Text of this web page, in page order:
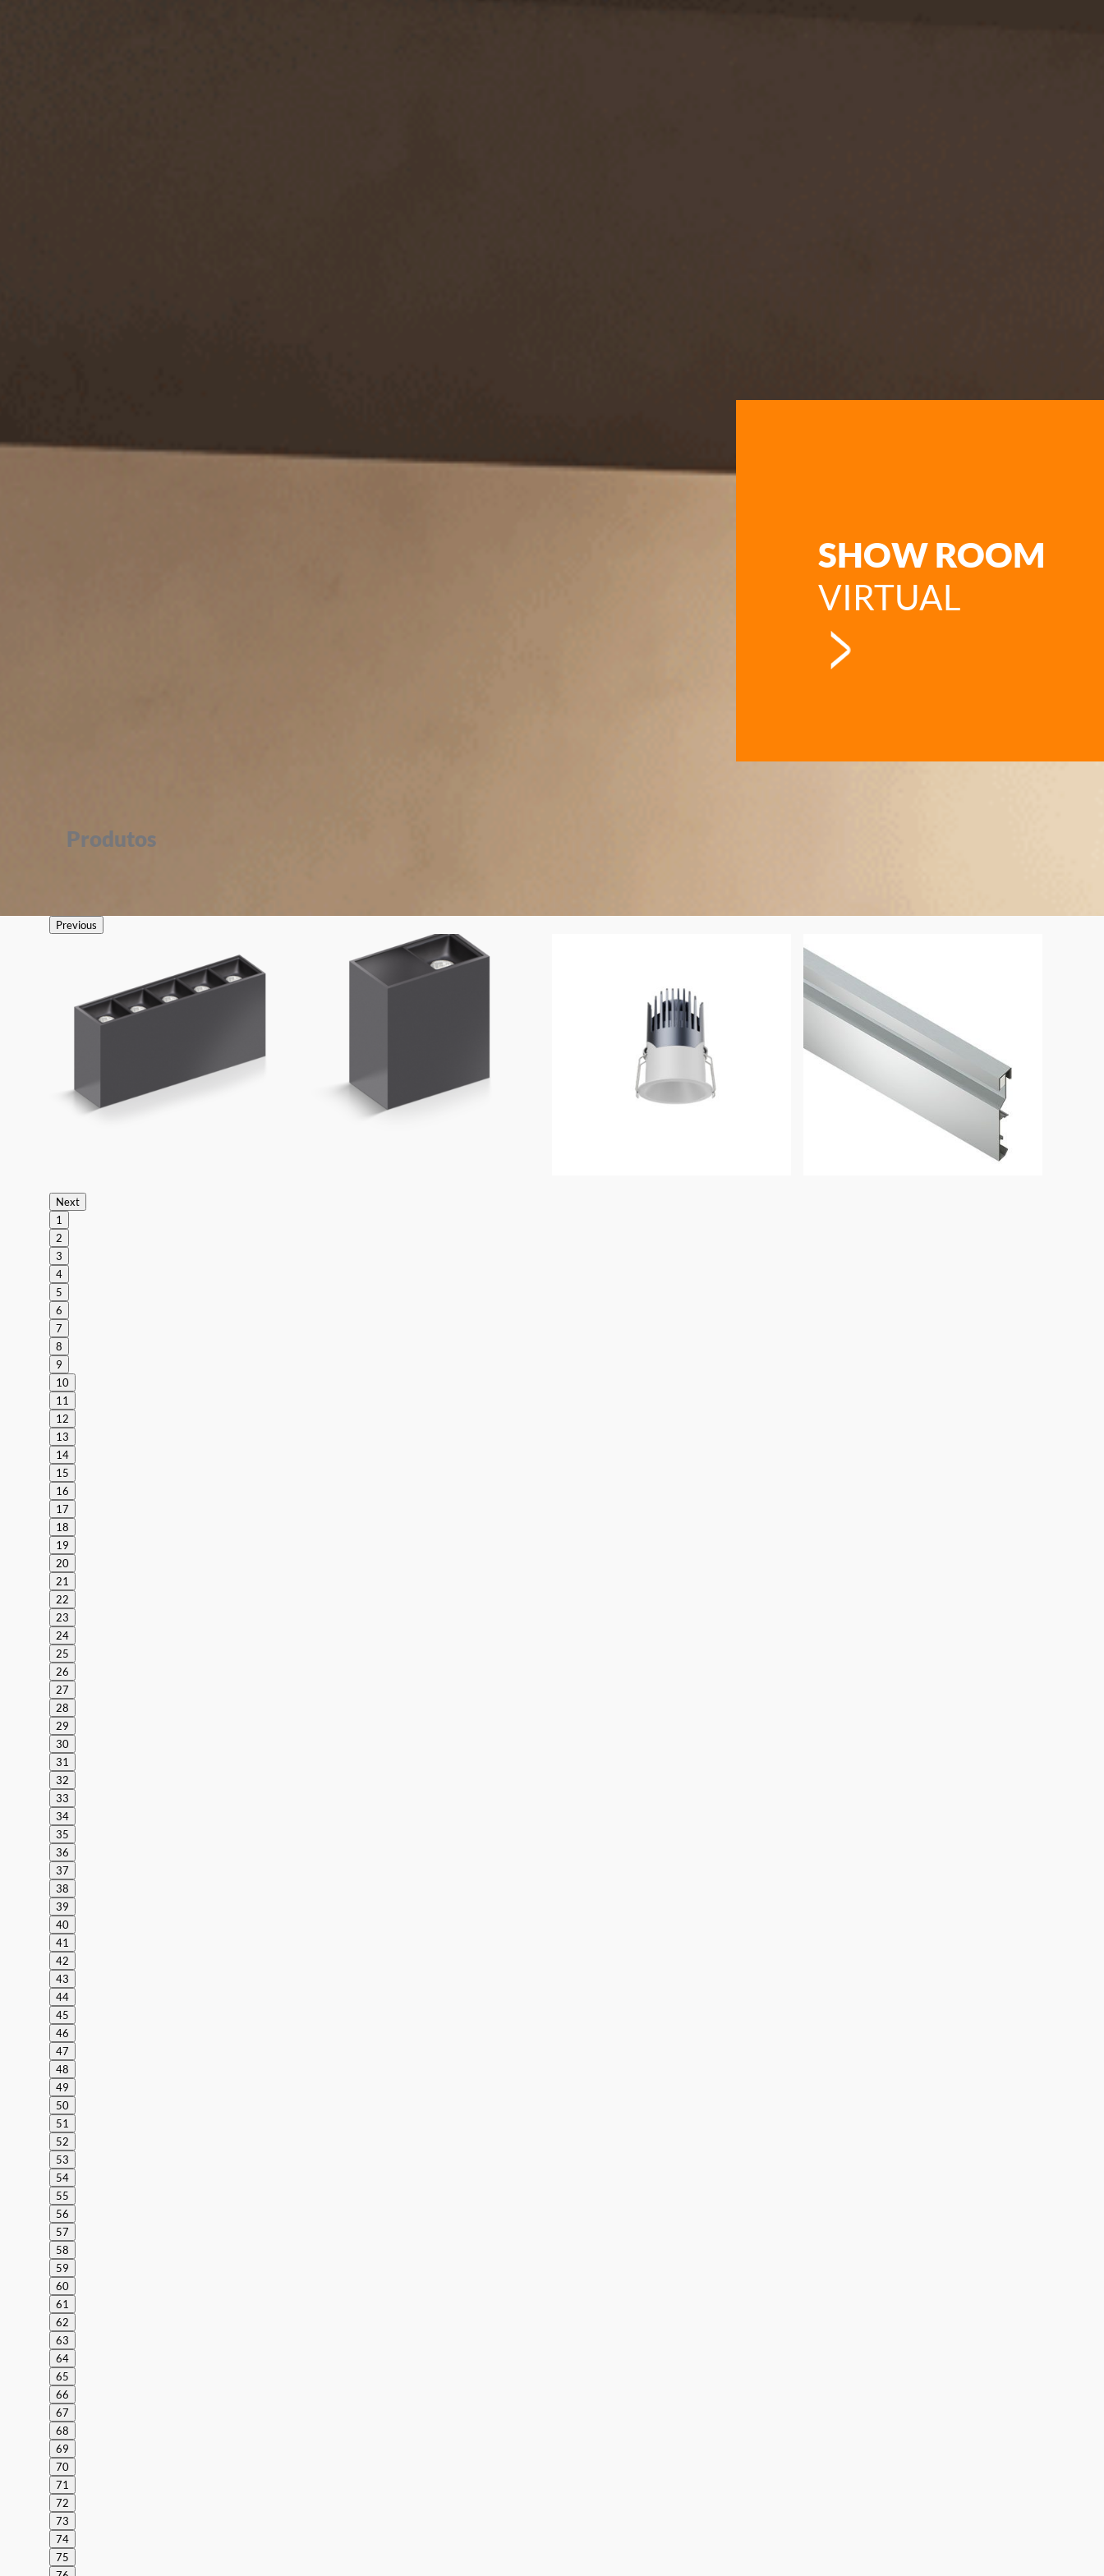
SHOW ROOM
VIRTUAL
Produtos
Previous
Next
1
2
3
4
5
6
7
8
9
10
11
12
13
14
15
16
17
18
19
20
21
22
23
24
25
26
27
28
29
30
31
32
33
34
35
36
37
38
39
40
41
42
43
44
45
46
47
48
49
50
51
52
53
54
55
56
57
58
59
60
61
62
63
64
65
66
67
68
69
70
71
72
73
74
75